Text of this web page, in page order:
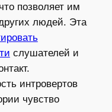
позволяет им
людей. Эта
слушателей и
интровертов
чувство